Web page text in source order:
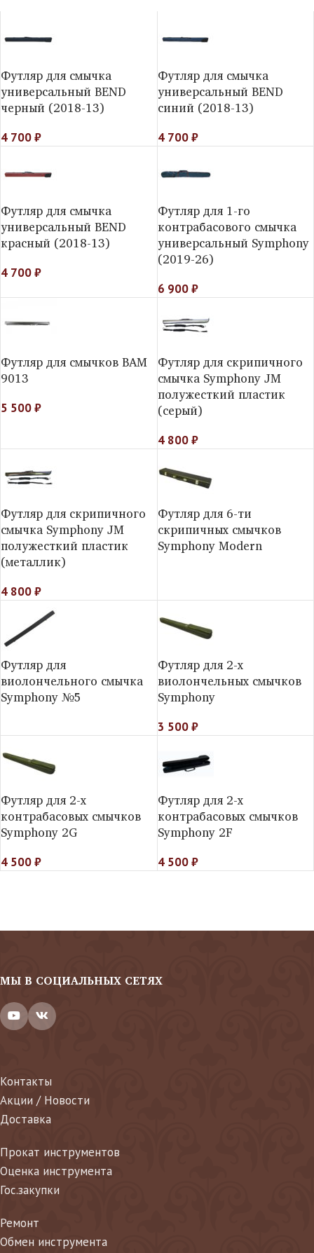
Футляр для смычка
универсальный BEND
черный (2018-13)
4 700₽
Футляр для смычка
универсальный BEND
синий (2018-13)
4 700₽
Футляр для смычка
универсальный BEND
красный (2018-13)
4 700₽
Футляр для 1-го
контрабасового смычка
универсальный Symphony
(2019-26)
6 900₽
Футляр для смычков ВАМ
9013
5 500₽
Футляр для скрипичного
смычка Symphony JM
полужесткий пластик
(серый)
4 800₽
Футляр для скрипичного
смычка Symphony JM
полужесткий пластик
(металлик)
4 800₽
Футляр для 6-ти
скрипичных смычков
Symphony Modern
Футляр для
виолончельного смычка
Symphony №5
Футляр для 2-х
виолончельных смычков
Symphony
3 500₽
Футляр для 2-х
контрабасовых смычков
Symphony 2G
4 500₽
Футляр для 2-х
контрабасовых смычков
Symphony 2F
4 500₽
МЫ В СОЦИАЛЬНЫХ СЕТЯХ
Контакты
Акции / Новости
Доставка
Прокат инструментов
Оценка инструмента
Гос.закупки
Ремонт
Обмен инструмента